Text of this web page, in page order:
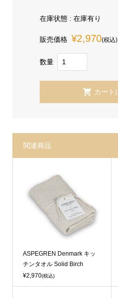
在庫状態 : 在庫有り
販売価格 ¥2,970(税込)
数量
関連商品
ASPEGREN Denmark キッ
チンタオル Solid Birch
¥2,970(税込)